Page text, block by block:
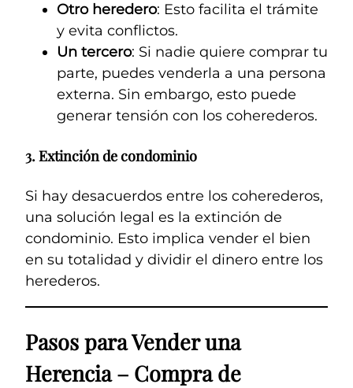
Otro heredero: Esto facilita el trámite
y evita conflictos.
Un tercero: Si nadie quiere comprar tu
parte, puedes venderla a una persona
externa. Sin embargo, esto puede
generar tensión con los coherederos.
3.Extinción de condominio
Si hay desacuerdos entre los coherederos,
una solución legal es la extinción de
condominio. Esto implica vender el bien
en su totalidad y dividir el dinero entre los
herederos.
Pasos para Vender una
Herencia – Compra de